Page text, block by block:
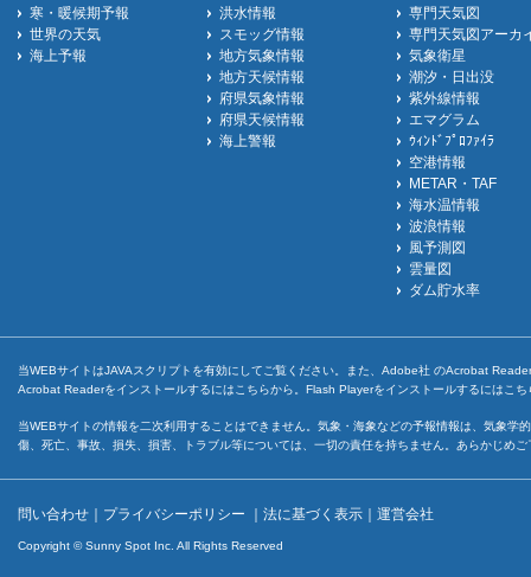
寒・暖候期予報
世界の天気
海上予報
洪水情報
スモッグ情報
地方気象情報
地方天候情報
府県気象情報
府県天候情報
海上警報
専門天気図
専門天気図アーカ
気象衛星
潮汐・日出没
紫外線情報
エマグラム
ｳｨﾝﾄﾞﾌﾟﾛﾌｧｲﾗ
空港情報
METAR・TAF
海水温情報
波浪情報
風予測図
雲量図
ダム貯水率
当WEBサイトはJAVAスクリプトを有効にしてご覧ください。また、Adobe社 のAcrobat
Acrobat Readerをインストールするには こちらから。Flash Playerをインストールするには こち
当WEBサイトの情報を二次利用することはできません。気象・海象などの予報情報は、気象
傷、死亡、事故、損失、損害、トラブル等については、一切の責任を持ちません。あらかじめ
問い合わせ ｜ プライバシーポリシー ｜ 法に基づく表示 ｜ 運営会社
Copyright © Sunny Spot Inc. All Rights Reserved